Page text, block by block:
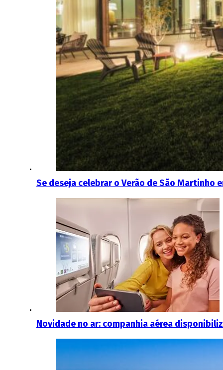
Se deseja celebrar o Verão de São Martinho
Novidade no ar: companhia aérea